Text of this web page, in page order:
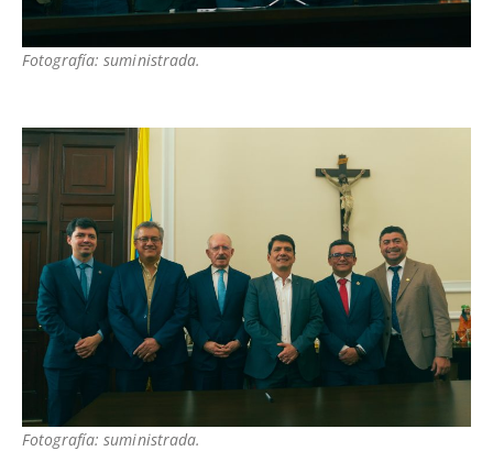
Fotografía: suministrada.
Fotografía: suministrada.